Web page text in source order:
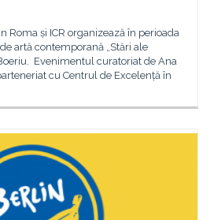
Roma și ICR organizează în perioada
artă contemporană „Stări ale
Evenimentul curatoriat de Ana
cu Centrul de Excelență în